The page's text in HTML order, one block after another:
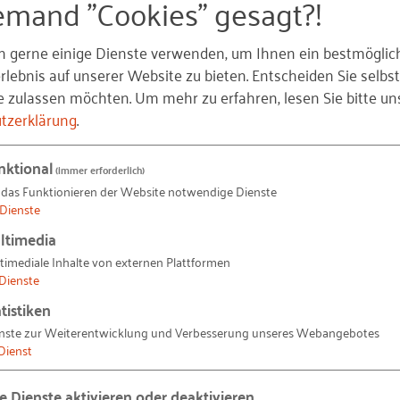
gewinnen?
und
Zielgruppe ausgerichtet sein. Denn es gibt mehrere
"Cookies" gesagt?!
gerne einige Dienste verwenden, um Ihnen ein
auf unserer Website zu bieten. Entscheiden Sie
zulassen möchten.Um mehr zu erfahren, lesen Sie bitte
.
(immer erforderlich)
Funktionieren der Website notwendige Dienste
Dienste
Inhalte von externen Plattformen
Dienste
zur Weiterentwicklung und Verbesserung unseres Webangebotes